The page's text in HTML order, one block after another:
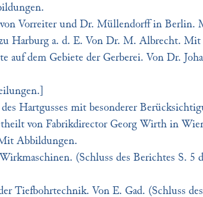
von Vorreiter und Dr. Müllendorff in Berlin.
Harburg a. d. E. Von Dr. M. Albrecht.
auf dem Gebiete der Gerberei. Von Dr.
Hartgusses mit besonderer
von Fabrikdirector Georg Wirth in
Abbildungen.
(Schluss des Berichtes S. 5
Tiefbohrtechnik. Von E. Gad. (Schluss